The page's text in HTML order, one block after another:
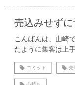
売込みせず
こんばんは、山崎
たように集客は上
コミット 売